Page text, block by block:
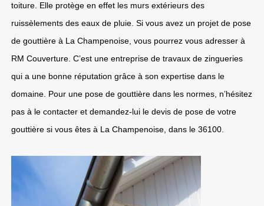
toiture. Elle protège en effet les murs extérieurs des
ruissèlements des eaux de pluie. Si vous avez un projet de pose
de gouttière à La Champenoise, vous pourrez vous adresser à
RM Couverture. C’est une entreprise de travaux de zingueries
qui a une bonne réputation grâce à son expertise dans le
domaine. Pour une pose de gouttière dans les normes, n’hésitez
pas à le contacter et demandez-lui le devis de pose de votre
gouttière si vous êtes à La Champenoise, dans le 36100.